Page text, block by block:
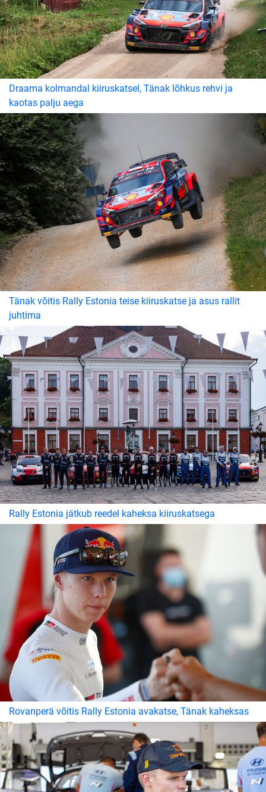
Draama kolmandal kiiruskatsel, Tänak lõhkus rehvi ja
kaotas palju aega
Tänak võitis Rally Estonia teise kiiruskatse ja asus rallit
juhtima
Rally Estonia jätkub reedel kaheksa kiiruskatsega
Rovanperä võitis Rally Estonia avakatse, Tänak kaheksas